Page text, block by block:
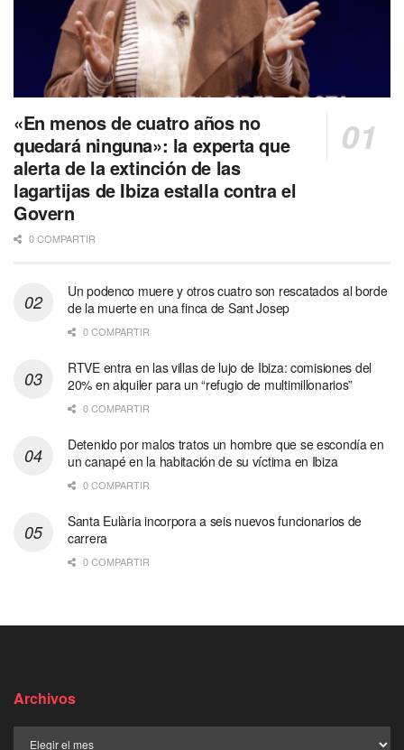
«En menos de cuatro años no
quedará ninguna»: la experta que
alerta de la extinción de las
lagartijas de Ibiza estalla contra el
Govern
0 COMPARTIR
Un podenco muere y otros cuatro son rescatados al borde
de la muerte en una finca de Sant Josep
0 COMPARTIR
RTVE entra en las villas de lujo de Ibiza: comisiones del
20% en alquiler para un “refugio de multimillonarios”
0 COMPARTIR
Detenido por malos tratos un hombre que se escondía en
un canapé en la habitación de su víctima en Ibiza
0 COMPARTIR
Santa Eulària incorpora a seis nuevos funcionarios de
carrera
0 COMPARTIR
Archivos